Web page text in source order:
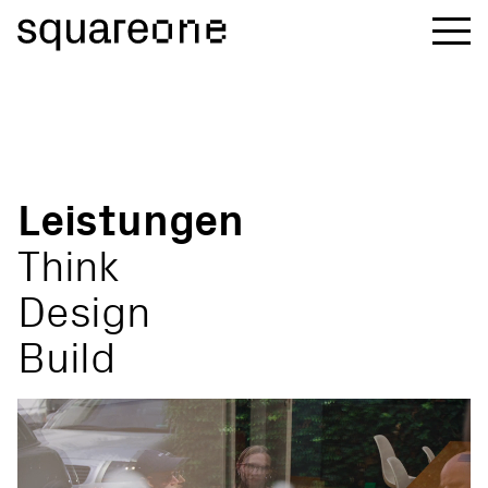
Leistungen
Think
Design
Build